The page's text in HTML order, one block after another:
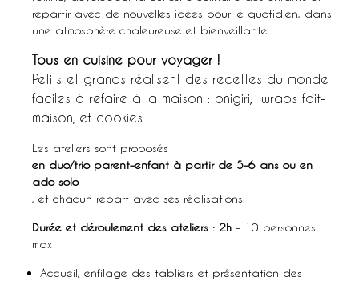
repartir avec de nouvelles idées pour le quotidien, dans
une atmosphère chaleureuse et bienveillante.
Tous en cuisine pour voyager !
Petits et grands réalisent des recettes du monde
faciles à refaire à la maison : onigiri, wraps fait-
maison, et cookies.
Les ateliers sont proposés
en duo/trio parent–enfant à partir de 5-6 ans ou en
ado solo
, et chacun repart avec ses réalisations.
Durée et déroulement des ateliers : 2h – 10 personnes
max
Accueil, enfilage des tabliers et présentation des